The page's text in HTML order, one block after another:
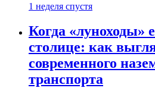
1 неделя спустя
Когда «луноходы»
столице: как
современного
транспорта